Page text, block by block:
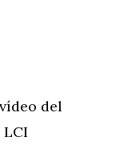
del